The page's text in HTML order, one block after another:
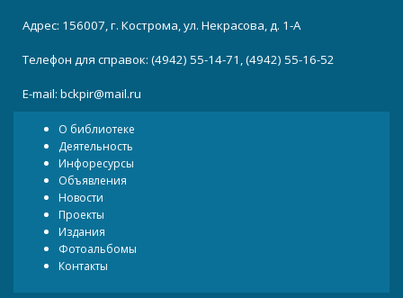
Адрес: 156007, г. Кострома, ул. Некрасова, д. 1-А
Телефон для справок: (4942) 55-14-71, (4942) 55-16-52
E-mail: bckpir@mail.ru
О библиотеке
Деятельность
Инфоресурсы
Объявления
Новости
Проекты
Издания
Фотоальбомы
Контакты